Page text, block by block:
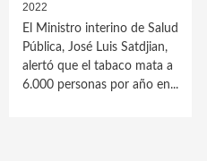
2022
El Ministro interino de Salud
Pública, José Luis Satdjian,
alertó que el tabaco mata a
6.000 personas por año en...